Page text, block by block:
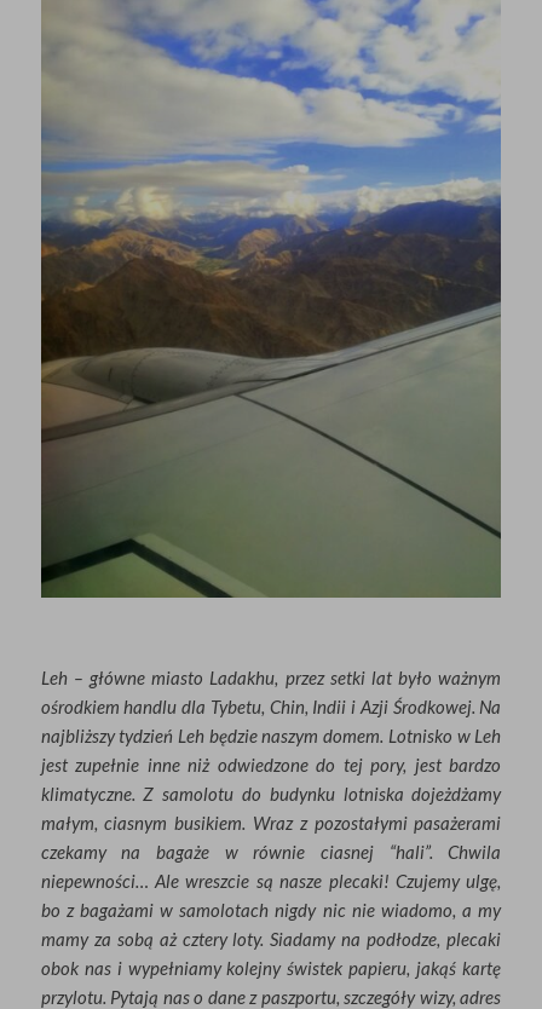
Leh – główne miasto Ladakhu, przez setki lat było ważnym
ośrodkiem handlu dla Tybetu, Chin, Indii i Azji Środkowej. Na
najbliższy tydzień Leh będzie naszym domem. Lotnisko w Leh
jest zupełnie inne niż odwiedzone do tej pory, jest bardzo
klimatyczne. Z samolotu do budynku lotniska dojeżdżamy
małym, ciasnym busikiem. Wraz z pozostałymi pasażerami
czekamy na bagaże w równie ciasnej “hali”. Chwila
niepewności… Ale wreszcie są nasze plecaki! Czujemy ulgę,
bo z bagażami w samolotach nigdy nic nie wiadomo, a my
mamy za sobą aż cztery loty. Siadamy na podłodze, plecaki
obok nas i wypełniamy kolejny świstek papieru, jakąś kartę
przylotu. Pytają nas o dane z paszportu, szczegóły wizy, adres